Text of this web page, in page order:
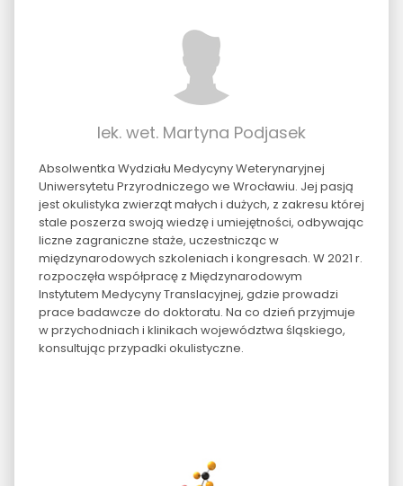
lek. wet. Martyna Podjasek
Absolwentka Wydziału Medycyny Weterynaryjnej
Uniwersytetu Przyrodniczego we Wrocławiu. Jej pasją
jest okulistyka zwierząt małych i dużych, z zakresu której
stale poszerza swoją wiedzę i umiejętności, odbywając
liczne zagraniczne staże, uczestnicząc w
międzynarodowych szkoleniach i kongresach. W 2021 r.
rozpoczęła współpracę z Międzynarodowym
Instytutem Medycyny Translacyjnej, gdzie prowadzi
prace badawcze do doktoratu. Na co dzień przyjmuje
w przychodniach i klinikach województwa śląskiego,
konsultując przypadki okulistyczne.